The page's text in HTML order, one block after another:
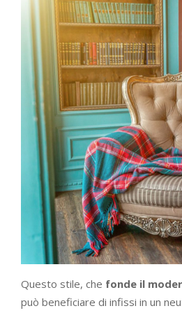
Questo stile, che fonde il
può beneficiare di infissi in un